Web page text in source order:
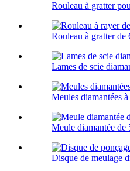
Rouleau à gratter
Rouleau à gratter
Lames de scie
Meules diamantées
Meule diamantée de
Disque de meulage